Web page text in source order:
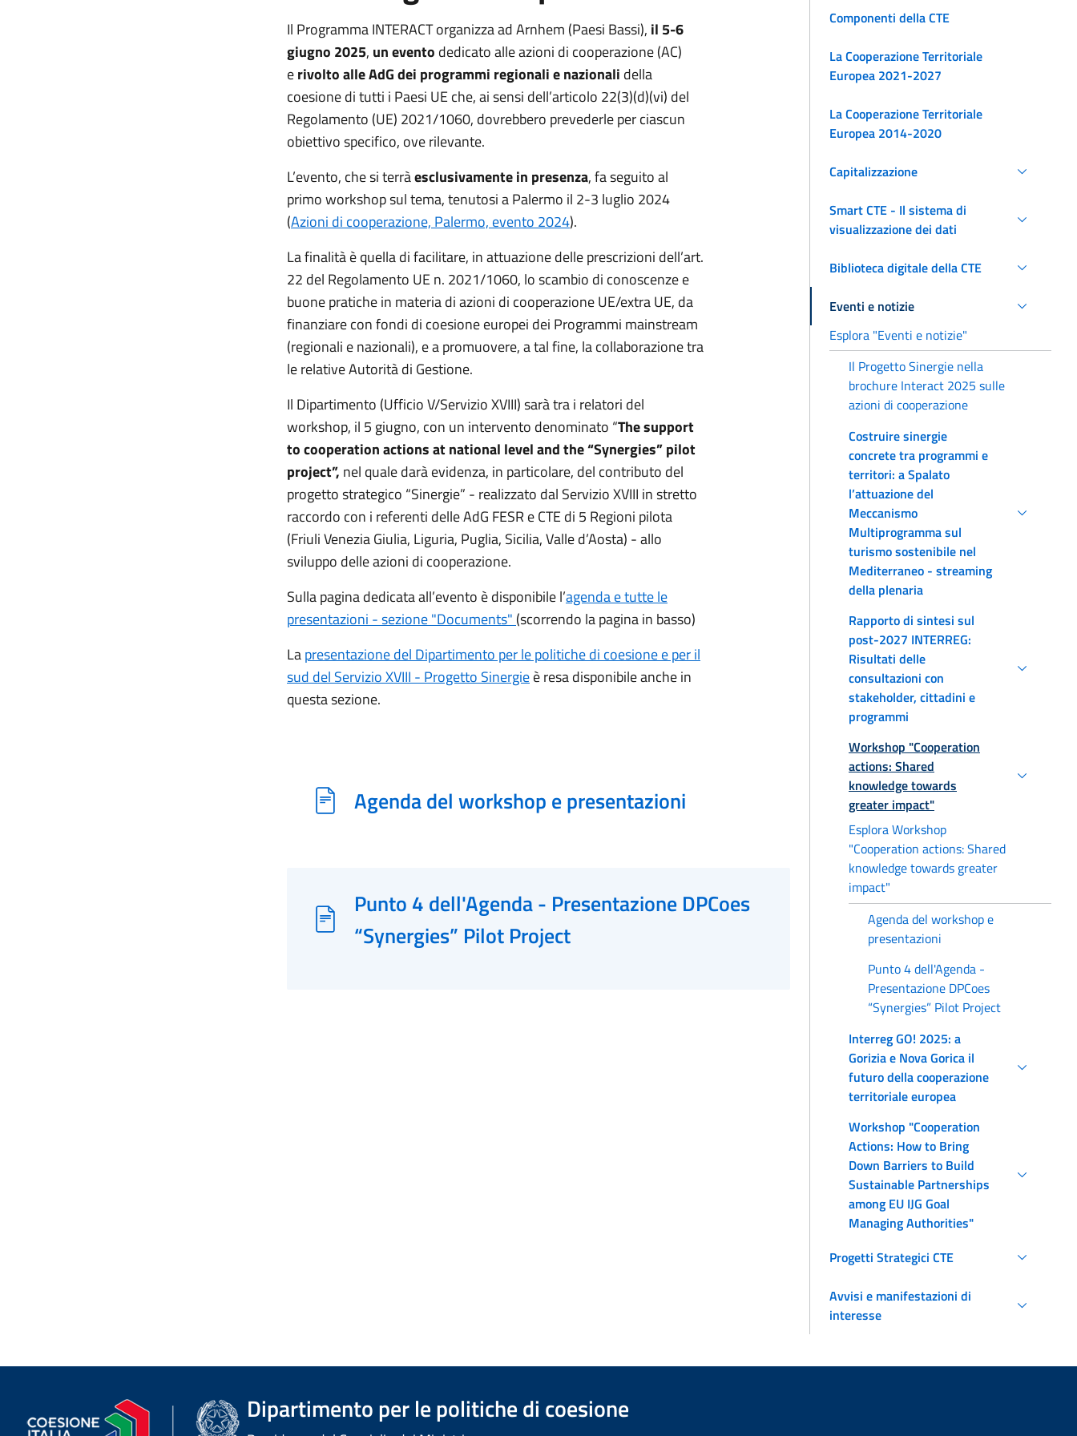
Il Programma INTERACT organizza ad Arnhem (Paesi Bassi), il 5-6
giugno 2025, un evento dedicato alle azioni di cooperazione (AC)
erivolto alle AdG dei programmi regionali e nazionali della
coesione di tutti i Paesi UE che, ai sensi dell’articolo 22(3)(d)(vi) del
Regolamento (UE) 2021/1060, dovrebbero prevederle per ciascun
obiettivo specifico, ove rilevante.
L’evento, che si terràesclusivamente in presenza, fa seguito al
primo workshop sul tema, tenutosi a Palermo il 2-3 luglio 2024
(Azioni di cooperazione, Palermo, evento 2024).
La finalità è quella di facilitare, in attuazione delle prescrizioni dell’art.
22 del Regolamento UE n. 2021/1060, lo scambio di conoscenze e
buone pratiche in materia di azioni di cooperazione UE/extra UE, da
finanziare con fondi di coesione europei dei Programmi mainstream
(regionali e nazionali), e a promuovere, a tal fine, la collaborazione tra
le relative Autorità di Gestione.
Il Dipartimento (Ufficio V/Servizio XVIII) sarà tra i relatori del
workshop, il 5 giugno, con un intervento denominato “The support
to cooperation actions at national level and the “Synergies” pilot
project”, nel quale darà evidenza, in particolare, del contributo del
progetto strategico “Sinergie” - realizzato dal Servizio XVIII in stretto
raccordo con i referenti delle AdG FESR e CTE di 5 Regioni pilota
(Friuli Venezia Giulia, Liguria, Puglia, Sicilia, Valle d’Aosta) - allo
sviluppo delle azioni di cooperazione.
Sulla pagina dedicata all’evento è disponibile l’agenda e tutte le
presentazioni - sezione "Documents" (scorrendo la pagina in basso)
Lapresentazione del Dipartimento per le politiche di coesione e per il
sud del Servizio XVIII - Progetto Sinergieè resa disponibile anche in
questa sezione.
Agenda del workshop e presentazioni
Punto 4 dell'Agenda - Presentazione DPCoes
“Synergies” Pilot Project
Componenti della CTE
La Cooperazione Territoriale
Europea 2021-2027
La Cooperazione Territoriale
Europea 2014-2020
Capitalizzazione
Smart CTE - Il sistema di
visualizzazione dei dati
Biblioteca digitale della CTE
Eventi e notizie
Esplora "Eventi e notizie"
Il Progetto Sinergie nella
brochure Interact 2025 sulle
azioni di cooperazione
Costruire sinergie
concrete tra programmi e
territori: a Spalato
l’attuazione del
Meccanismo
Multiprogramma sul
turismo sostenibile nel
Mediterraneo - streaming
della plenaria
Rapporto di sintesi sul
post-2027 INTERREG:
Risultati delle
consultazioni con
stakeholder, cittadini e
programmi
Workshop "Cooperation
actions: Shared
knowledge towards
greater impact"
Esplora Workshop
"Cooperation actions: Shared
knowledge towards greater
impact"
Agenda del workshop e
presentazioni
Punto 4 dell'Agenda -
Presentazione DPCoes
“Synergies” Pilot Project
Interreg GO! 2025: a
Gorizia e Nova Gorica il
futuro della cooperazione
territoriale europea
Workshop "Cooperation
Actions: How to Bring
Down Barriers to Build
Sustainable Partnerships
among EU IJG Goal
Managing Authorities"
Progetti Strategici CTE
Avvisi e manifestazioni di
interesse
Dipartimento per le politiche di coesione